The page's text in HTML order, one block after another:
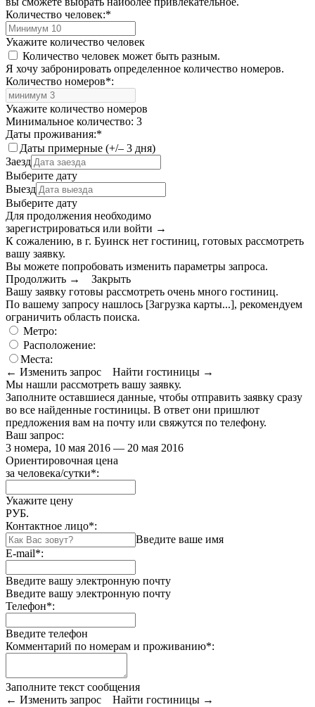
Количество человек:*
Укажите количество человек
Количество человек может быть разным.
Я хочу забронировать определенное количество номеров.
Количество номеров*:
Укажите количество номеров
Минимальное количество: 3
Даты проживания:*
Даты примерные (+/– 3 дня)
Заезд
Выберите дату
Выезд
Выберите дату
Для продолжения необходимо
зарегистрироваться или войти →
К сожалению, в г. Буинск нет гостиниц, готовых рассмотреть
вашу заявку.
Вы можете попробовать изменить параметры запроса.
Продолжить →
Закрыть
Вашу заявку готовы рассмотреть очень много гостиниц.
По вашему запросу нашлось [Загрузка карты...], рекомендуем
ограничить область поиска.
Метро:
Расположение:
Места:
← Изменить запрос
Найти гостиницы →
Мы нашли рассмотреть вашу заявку.
Заполните оставшиеся данные, чтобы отправить заявку сразу
во все найденные гостиницы. В ответ они пришлют
предложения вам на почту или свяжутся по телефону.
Ваш запрос:
3 номера, 10 мая 2016 — 20 мая 2016
Ориентировочная цена
за человека/сутки*:
Укажите цену
РУБ.
Контактное лицо*:
Введите ваше имя
E-mail*:
Введите вашу электронную почту
Введите вашу электронную почту
Телефон*:
Введите телефон
Комментарий по номерам и проживанию*:
Заполните текст сообщения
← Изменить запрос
Найти гостиницы →